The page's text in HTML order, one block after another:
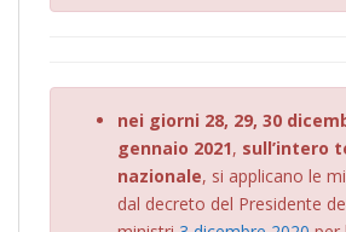
nei giorni 28, 29, 30
gennaio 2021, sull’intero
nazionale, si applicano le
dal decreto del Presidente